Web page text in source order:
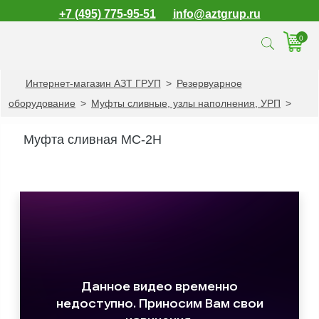
+7 (495) 775-95-51 info@aztgrup.ru
0
КАТАЛОГ ПРОДУКЦИИ
Топливораздаточные
Газораздаточные
Зарядные станции
Электронное
Интернет-магазин АЗТ ГРУП > Резервуарное
оборудование > Муфты сливные, узлы наполнения, УРП >
Муфта сливная МС-2Н